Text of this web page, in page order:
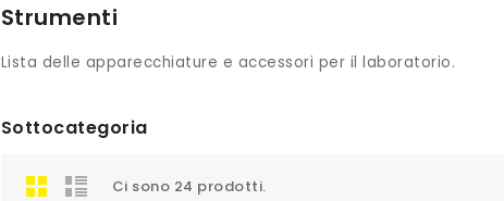
Strumenti
Lista delle apparecchiature e accessori per il laboratorio.
Sottocategoria
Ci sono 24 prodotti.